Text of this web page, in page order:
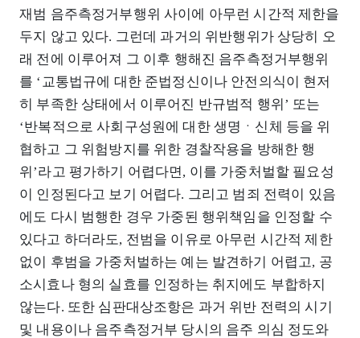
재범 음주측정거부행위 사이에 아무런 시간적 제한을
두지 않고 있다. 그런데 과거의 위반행위가 상당히 오
래 전에 이루어져 그 이후 행해진 음주측정거부행위
를 ‘교통법규에 대한 준법정신이나 안전의식이 현저
히 부족한 상태에서 이루어진 반규범적 행위’ 또는
‘반복적으로 사회구성원에 대한 생명ㆍ신체 등을 위
협하고 그 위험방지를 위한 경찰작용을 방해한 행
위’라고 평가하기 어렵다면, 이를 가중처벌할 필요성
이 인정된다고 보기 어렵다. 그리고 범죄 전력이 있음
에도 다시 범행한 경우 가중된 행위책임을 인정할 수
있다고 하더라도, 전범을 이유로 아무런 시간적 제한
없이 후범을 가중처벌하는 예는 발견하기 어렵고, 공
소시효나 형의 실효를 인정하는 취지에도 부합하지
않는다. 또한 심판대상조항은 과거 위반 전력의 시기
및 내용이나 음주측정거부 당시의 음주 의심 정도와